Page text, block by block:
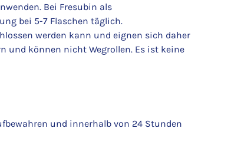
Bei Fresubin als
bei 5-7 Flaschen täglich.
werden kann und eignen sich daher
und können nicht Wegrollen. Es ist keine
und innerhalb von 24 Stunden